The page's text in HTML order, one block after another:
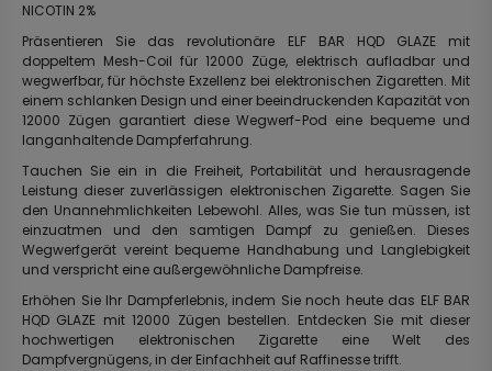
NICOTIN 2%
Präsentieren Sie das revolutionäre ELF BAR HQD GLAZE mit
doppeltem Mesh-Coil für 12000 Züge, elektrisch aufladbar und
wegwerfbar, für höchste Exzellenz bei elektronischen Zigaretten. Mit
einem schlanken Design und einer beeindruckenden Kapazität von
12000 Zügen garantiert diese Wegwerf-Pod eine bequeme und
langanhaltende Dampferfahrung.
Tauchen Sie ein in die Freiheit, Portabilität und herausragende
Leistung dieser zuverlässigen elektronischen Zigarette. Sagen Sie
den Unannehmlichkeiten Lebewohl. Alles, was Sie tun müssen, ist
einzuatmen und den samtigen Dampf zu genießen. Dieses
Wegwerfgerät vereint bequeme Handhabung und Langlebigkeit
und verspricht eine außergewöhnliche Dampfreise.
Erhöhen Sie Ihr Dampferlebnis, indem Sie noch heute das ELF BAR
HQD GLAZE mit 12000 Zügen bestellen. Entdecken Sie mit dieser
hochwertigen elektronischen Zigarette eine Welt des
Dampfvergnügens, in der Einfachheit auf Raffinesse trifft.